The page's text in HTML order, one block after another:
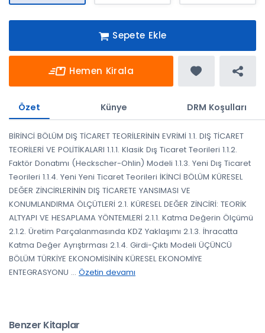
Sepete Ekle
Hemen Kirala
Özet Künye DRM Koşulları
BİRİNCİ BÖLÜM DIŞ TİCARET TEORİLERİNİN EVRİMİ 1.1. DIŞ TİCARET
TEORİLERİ VE POLİTİKALARI 1.1.1. Klasik Dış Ticaret Teorileri 1.1.2.
Faktör Donatımı (Heckscher-Ohlin) Modeli 1.1.3. Yeni Dış Ticaret
Teorileri 1.1.4. Yeni Yeni Ticaret Teorileri İKİNCİ BÖLÜM KÜRESEL
DEĞER ZİNCİRLERİNİN DIŞ TİCARETE YANSIMASI VE
KONUMLANDIRMA ÖLÇÜTLERİ 2.1. KÜRESEL DEĞER ZİNCİRİ: TEORİK
ALTYAPI VE HESAPLAMA YÖNTEMLERİ 2.1.1. Katma Değerin Ölçümü
2.1.2. Üretim Parçalanmasında KDZ Yaklaşımı 2.1.3. İhracatta
Katma Değer Ayrıştırması 2.1.4. Girdi-Çıktı Modeli ÜÇÜNCÜ
BÖLÜM TÜRKİYE EKONOMİSİNİN KÜRESEL EKONOMİYE
ENTEGRASYONU ... Özetin devamı
Benzer Kitaplar